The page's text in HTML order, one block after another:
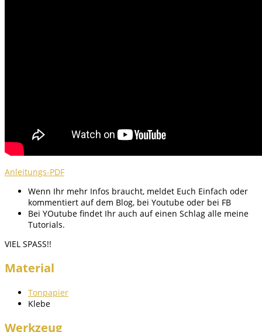
Anleitungs-PDF
Wenn Ihr mehr Infos braucht, meldet Euch Einfach oder
kommentiert auf dem Blog, bei Youtube oder bei FB
Bei YOutube findet Ihr auch auf einen Schlag alle meine
Tutorials.
VIEL SPASS!!
Material
Tonpapier
Klebe
Werkzeug